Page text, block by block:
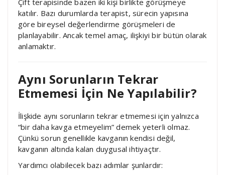
Çift terapisinde bazen iki kişi birlikte görüşmeye
katılır. Bazı durumlarda terapist, sürecin yapısına
göre bireysel değerlendirme görüşmeleri de
planlayabilir. Ancak temel amaç, ilişkiyi bir bütün olarak
anlamaktır.
Aynı Sorunların Tekrar
Etmemesi İçin Ne Yapılabilir?
İlişkide aynı sorunların tekrar etmemesi için yalnızca
“bir daha kavga etmeyelim” demek yeterli olmaz.
Çünkü sorun genellikle kavganın kendisi değil,
kavganın altında kalan duygusal ihtiyaçtır.
Yardımcı olabilecek bazı adımlar şunlardır: